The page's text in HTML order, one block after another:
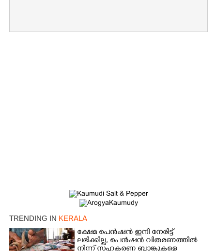
TRENDING IN KERALA
ക്ഷേമ പെൻഷൻ ഇനി നേരിട്ട്
ലഭിക്കില്ല,​ പെൻഷൻ വിതരണത്തിൽ
നിന്ന് സഹകരണ ബാങ്കുകളെ